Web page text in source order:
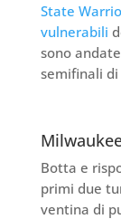
State
vulnerabili
sono
semifinali di
Botta e
primi due
ventina di